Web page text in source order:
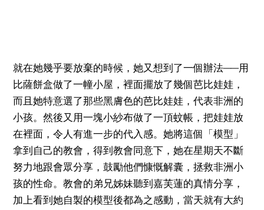
就在她幾乎要放棄的時候，她又想到了一個辦法──用
比薩餅盒做了一幢小屋，裡面擺放了幾個芭比娃娃，
而且她特意選了那些黑膚色的芭比娃娃，代表非洲的
小孩。然後又用一塊小紗布做了一頂蚊帳，把娃娃放
在裡面，令人有進一步的代入感。她將這個「模型」
拿到自己的教會，得到教會同意下，她在星期天不斷
努力地跟會眾分享，鼓勵他們慷慨解囊，拯救非洲小
孩的性命。教會的弟兄姊妹聽到嘉芙蓮的真情分享，
加上看到她自製的模型後都為之感動，當天就有大約